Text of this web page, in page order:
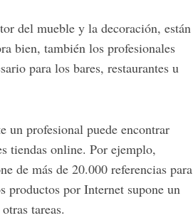
del mueble y la decoración, están
bien, también los profesionales
para los bares, restaurantes u
un profesional puede encontrar
tiendas online. Por ejemplo,
de más de 20.000 referencias para
productos por Internet supone un
tareas.